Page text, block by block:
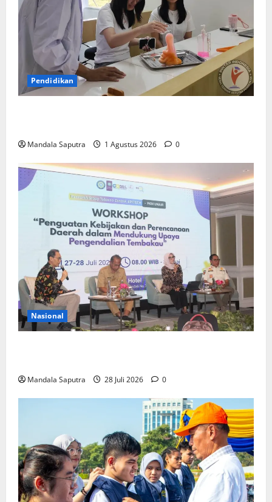
Pendidikan
Mandala Saputra 1 Agustus 2026 0
Nasional
Mandala Saputra 28 Juli 2026 0